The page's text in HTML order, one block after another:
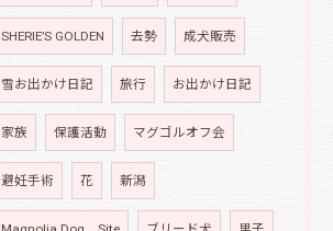
SHERIE’S GOLDEN 去勢 成犬販売
雪お出かけ日記 旅行 お出かけ日記
家族 保護活動 マグゴルオフ会
避妊手術 花 新潟